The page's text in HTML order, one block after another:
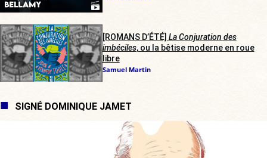
[ROMANS D’ÉTÉ] La Conjuration des
imbéciles, ou la bêtise moderne en roue
libre
Samuel Martin
SIGNÉ DOMINIQUE JAMET